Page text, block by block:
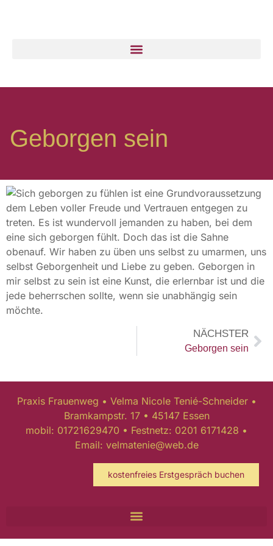
Geborgen sein
NÄCHSTER
Geborgen sein
Praxis Frauenweg • Velma Nicole Tenié-Schneider •
Bramkampstr. 17 • 45147 Essen
mobil: 01721629470 • Festnetz: 0201 6171428 •
Email: velmatenie@web.de
kostenfreies Erstgespräch buchen